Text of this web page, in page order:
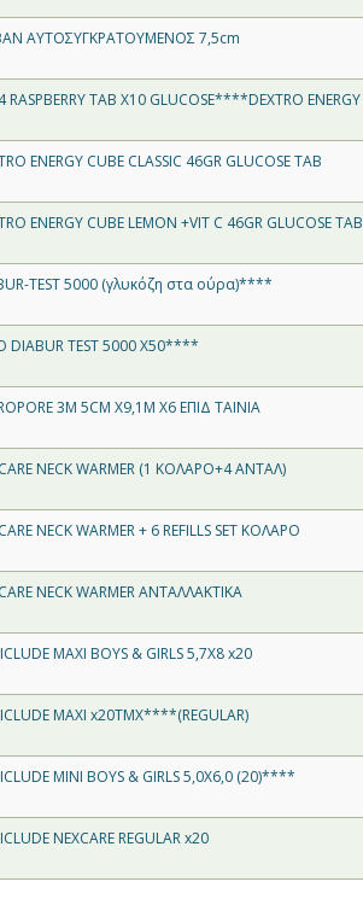
ΑΥΤΟΣΥΓΚΡΑΤΟΥΜΕΝΟΣ 7,5cm
RASPBERRY TAB X10 GLUCOSE****DEXTRO ENERGY
ENERGY CUBE CLASSIC 46GR GLUCOSE TAB
ENERGY CUBE LEMON +VIT C 46GR GLUCOSE TAB
TEST 5000 (γλυκόζη στα ούρα)****
DIABUR TEST 5000 X50****
3M 5CM X9,1M X6 ΕΠΙΔ ΤΑΙΝΙΑ
NECK WARMER (1 ΚΟΛΑΡΟ+4 ΑΝΤΑΛ)
NECK WARMER + 6 REFILLS SET ΚΟΛΑΡΟ
NECK WARMER ΑΝΤΑΛΛΑΚΤΙΚΑ
MAXI BOYS & GIRLS 5,7X8 x20
MAXI x20TMX****(REGULAR)
MINI BOYS & GIRLS 5,0X6,0 (20)****
NEXCARE REGULAR x20